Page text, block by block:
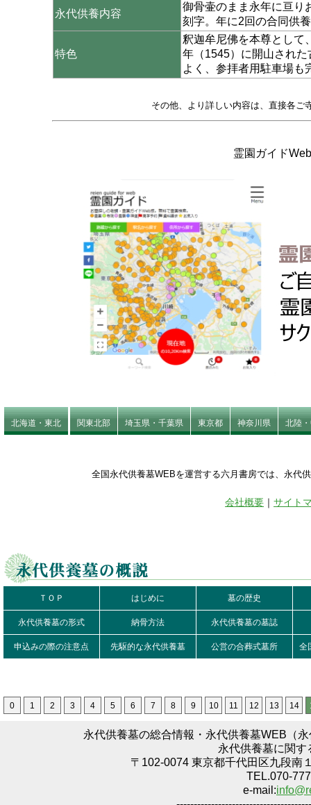
永代供養内容
御骨壷のまま永年に亘り
刻字。年に2回の合同供
特色
釈迦牟尼佛を本尊として
年（1545）に開山され
よく、参拝者用駐車場も
その他、より詳しい内容は、直接各ご
霊園ガイド
北海道・東北 関東北部 埼玉県・千葉県 東京都 神奈川県 北陸
全国永代供養墓WEBを運営する六月書房では、永代
会社概要 ｜ サイト
ＴＯＰ はじめに 墓の歴史
永代供養墓の形式 納骨方法 永代供養墓の墓誌
申込みの際の注意点 先駆的な永代供養墓 公営の合葬式墓所 全
0 1 2 3 4 5 6 7 8 9 10 11 12 13 14
永代供養墓の総合情報・永代供養墓WEB（
永代供養墓に関す
〒102-0074 東京都千代田区九段南
TEL.070-
e-mail: